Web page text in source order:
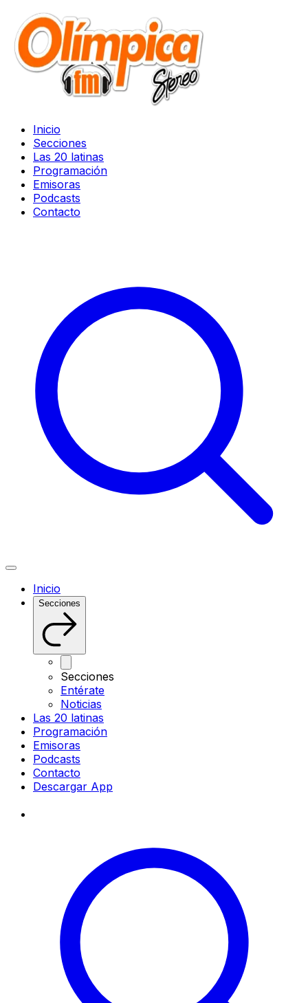
Inicio
Secciones
Las 20 latinas
Programación
Emisoras
Podcasts
Contacto
Inicio
Secciones
Secciones
Entérate
Noticias
Las 20 latinas
Programación
Emisoras
Podcasts
Contacto
Descargar App